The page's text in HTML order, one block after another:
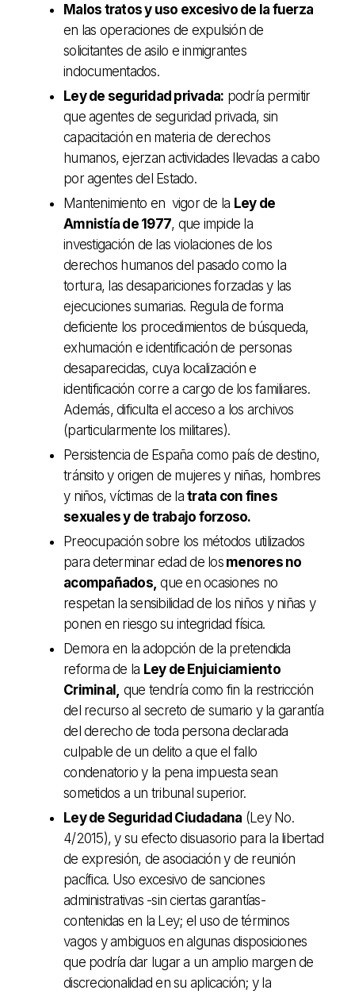
Malos tratos y uso excesivo de la fuerza
en las operaciones de expulsión de
solicitantes de asilo e inmigrantes
indocumentados.
Ley de seguridad privada: podría permitir
que agentes de seguridad privada, sin
capacitación en materia de derechos
humanos, ejerzan actividades llevadas a cabo
por agentes del Estado.
Mantenimiento en vigor de la Ley de
Amnistía de 1977, que impide la
investigación de las violaciones de los
derechos humanos del pasado como la
tortura, las desapariciones forzadas y las
ejecuciones sumarias. Regula de forma
deficiente los procedimientos de búsqueda,
exhumación e identificación de personas
desaparecidas, cuya localización e
identificación corre a cargo de los familiares.
Además, dificulta el acceso a los archivos
(particularmente los militares).
Persistencia de España como país de destino,
tránsito y origen de mujeres y niñas, hombres
y niños, víctimas de la trata con fines
sexuales y de trabajo forzoso.
Preocupación sobre los métodos utilizados
para determinar edad de losmenores no
acompañados, que en ocasiones no
respetan la sensibilidad de los niños y niñas y
ponen en riesgo su integridad física.
Demora en la adopción de la pretendida
reforma de la Ley de Enjuiciamiento
Criminal, que tendría como fin la restricción
del recurso al secreto de sumario y la garantía
del derecho de toda persona declarada
culpable de un delito a que el fallo
condenatorio y la pena impuesta sean
sometidos a un tribunal superior.
Ley de Seguridad Ciudadana (Ley No.
4/2015), y su efecto disuasorio para la libertad
de expresión, de asociación y de reunión
pacífica. Uso excesivo de sanciones
administrativas -sin ciertas garantías-
contenidas en la Ley; el uso de términos
vagos y ambiguos en algunas disposiciones
que podría dar lugar a un amplio margen de
discrecionalidad en su aplicación; y la